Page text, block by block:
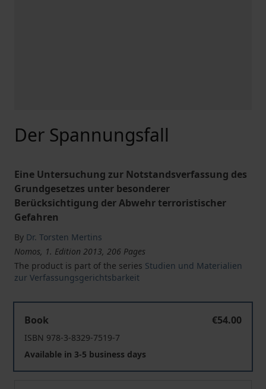
Der Spannungsfall
Eine Untersuchung zur Notstandsverfassung des
Grundgesetzes unter besonderer
Berücksichtigung der Abwehr terroristischer
Gefahren
By Dr. Torsten Mertins
Nomos, 1. Edition 2013, 206 Pages
The product is part of the series Studien und Materialien
zur Verfassungsgerichtsbarkeit
Book
€54.00
ISBN 978-3-8329-7519-7
Available in 3-5 business days